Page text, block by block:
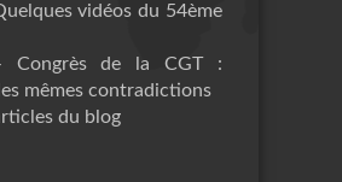
vidéos du 54ème
de la CGT :
mêmes contradictions
du blog